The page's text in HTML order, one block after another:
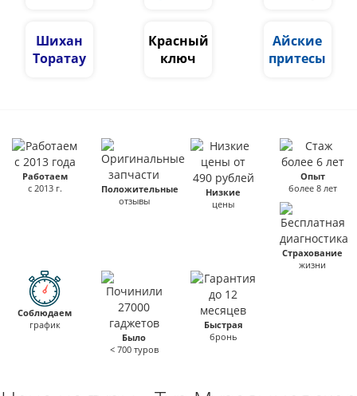
Шихан
Торатау
Красный
ключ
Айские
притесы
Работаем
с 2013 г.
Положительные
отзывы
Низкие
цены
Опыт
более 8 лет
Страхование
жизни
Соблюдаем
график
Было
< 700 туров
Быстрая
бронь